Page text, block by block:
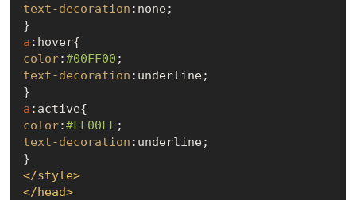
text-decoration :none;
a :hover
color:#00FF00
text-decoration :underline;
a :active
color:#FF00FF
text-decoration :underline;
</style>
</head>